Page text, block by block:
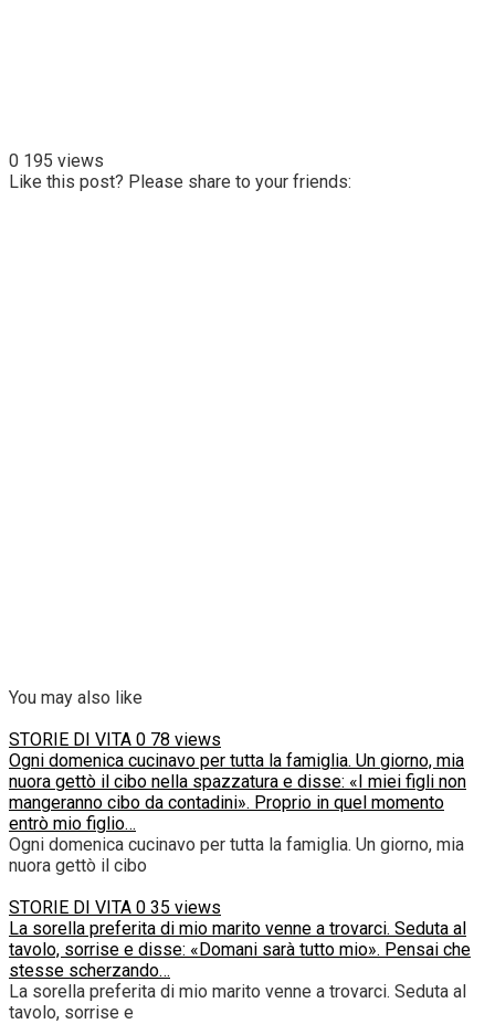
0 195 views
Like this post? Please share to your friends:
You may also like
STORIE DI VITA 0 78 views
Ogni domenica cucinavo per tutta la famiglia. Un giorno, mia
nuora gettò il cibo nella spazzatura e disse: «I miei figli non
mangeranno cibo da contadini». Proprio in quel momento
entrò mio figlio…
Ogni domenica cucinavo per tutta la famiglia. Un giorno, mia
nuora gettò il cibo
STORIE DI VITA 0 35 views
La sorella preferita di mio marito venne a trovarci. Seduta al
tavolo, sorrise e disse: «Domani sarà tutto mio». Pensai che
stesse scherzando…
La sorella preferita di mio marito venne a trovarci. Seduta al
tavolo, sorrise e